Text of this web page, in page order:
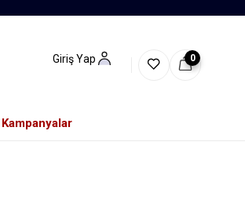
Giriş Yap 0
Kampanyalar